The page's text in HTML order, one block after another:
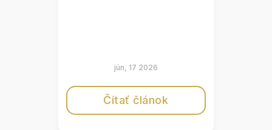
jún, 17 2026
Čítať článok